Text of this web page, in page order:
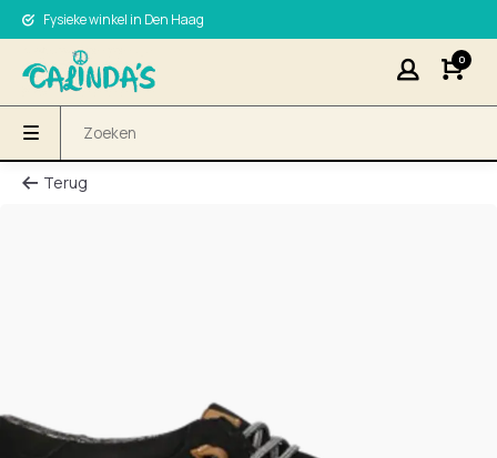
Fysieke winkel in Den Haag
0
Terug